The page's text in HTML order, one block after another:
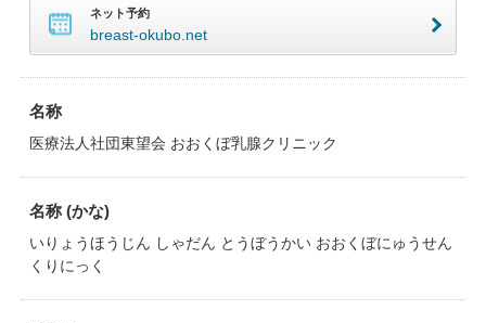
ネット予約
breast-okubo.net
名称
医療法人社団東望会 おおくぼ乳腺クリニック
名称 (かな)
いりょうほうじん しゃだん とうぼうかい おおくぼにゅうせん
くりにっく